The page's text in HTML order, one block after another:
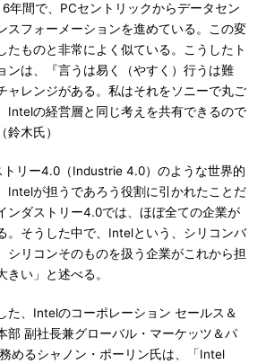
年間で、PCセントリックからデータセン
スフォーメーションを進めている。この変
たものと非常によく似ている。こうしたト
ンは、『言うは易く（やすく）行うは難
ャレンジがある。私はそれをソニーで丸ご
Intelの経営層と同じ考えを共有できるので
鈴木氏）
リー4.0（Industrie 4.0）のような世界的
Intelが担うであろう役割に引かれたことだ
ンダストリー4.0では、ほぼ全ての企業が
。そうした中で、Intelという、シリコンバ
シリコンそのものを扱う企業がこれから担
きい」と述べる。
、Intelのコーポレーション セールス＆
部 副社長兼グローバル・マーケッツ＆パ
めるシャノン・ポーリン氏は、「Intel